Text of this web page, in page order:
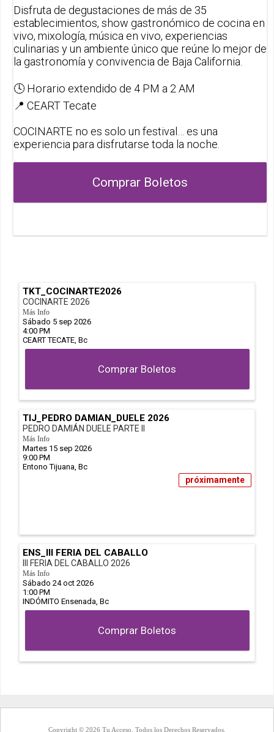
Disfruta de degustaciones de más de 35
establecimientos, show gastronómico de cocina en
vivo, mixología, música en vivo, experiencias
culinarias y un ambiente único que reúne lo mejor de
la gastronomía y convivencia de Baja California.
🕓 Horario extendido de 4 PM a 2 AM
📍 CEART Tecate
COCINARTE no es solo un festival… es una
experiencia para disfrutarse toda la noche.
Comprar Boletos
TKT_COCINARTE2026
COCINARTE 2026
Más Info
Sábado 5 sep 2026
4:00 PM
CEART TECATE, Bc
Comprar Boletos
TIJ_PEDRO DAMIAN_DUELE 2026
PEDRO DAMIÁN DUELE PARTE II
Más Info
Martes 15 sep 2026
9:00 PM
Entono Tijuana, Bc
próximamente
ENS_III FERIA DEL CABALLO
III FERIA DEL CABALLO 2026
Más Info
Sábado 24 oct 2026
1:00 PM
INDÓMITO Ensenada, Bc
Comprar Boletos
Copyright © 2026 Tu Acceso, Todos los Derechos Reservados.